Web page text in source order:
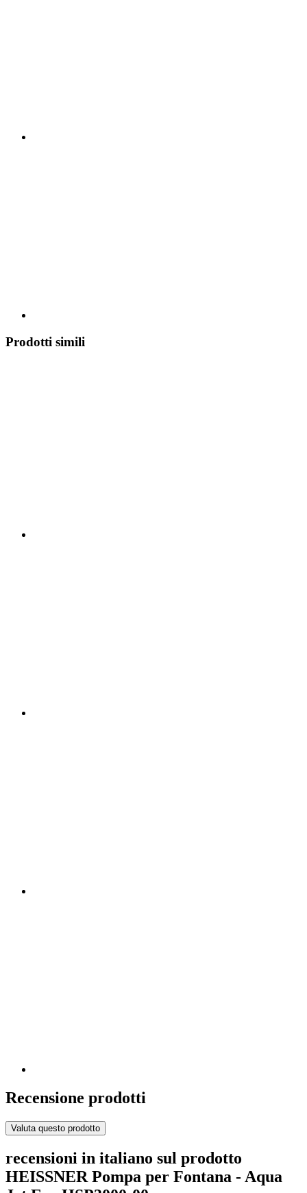
Prodotti simili
Recensione prodotti
Valuta questo prodotto
recensioni in italiano sul prodotto
HEISSNER Pompa per Fontana - Aqua